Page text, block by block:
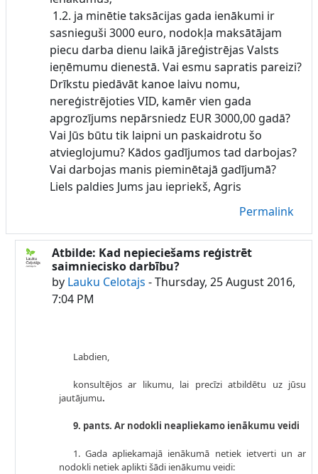
1.2. ja minētie taksācijas gada ienākumi ir
sasnieguši 3000 euro, nodokļa maksātājam
piecu darba dienu laikā jāreģistrējas Valsts
ieņēmumu dienestā. Vai esmu sapratis pareizi?
Drīkstu piedāvāt kanoe laivu nomu,
nereģistrējoties VID, kamēr vien gada
apgrozījums nepārsniedz EUR 3000,00 gadā?
Vai Jūs būtu tik laipni un paskaidrotu šo
atvieglojumu? Kādos gadījumos tad darbojas?
Vai darbojas manis pieminētajā gadījumā?
Liels paldies Jums jau iepriekš, Agris
Permalink
In reply to Lauku Celotajs
Atbilde: Kad nepieciešams reģistrēt
saimniecisko darbību?
by Lauku Celotajs -Thursday, 25 August 2016,
7:04 PM
Labdien,
konsultējos ar likumu, lai precīzi atbildētu uz jūsu
jautājumu.
9. pants. Ar nodokli neapliekamo ienākumu veidi
1. Gada apliekamajā ienākumā netiek ietverti un ar
nodokli netiek aplikti šādi ienākumu veidi: